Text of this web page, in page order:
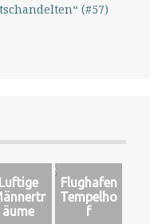
(#57)
Luftige
äume
Flughafen
Tempelho
f